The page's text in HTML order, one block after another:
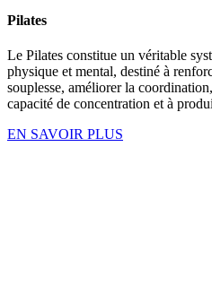
Pilates
Le Pilates constitue un véritable
physique et mental, destiné à
souplesse, améliorer la
capacité de concentration et à
EN SAVOIR PLUS